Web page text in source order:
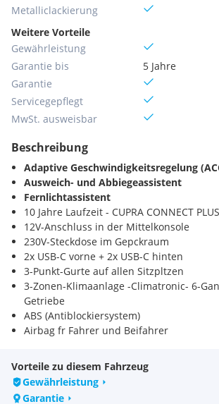
Metallic­lackierung
Weitere Vorteile
Gewährleistung
Garantie bis
5 Jahre
Garantie
Servicegepflegt
MwSt. ausweisbar
Beschreibung
Adaptive Geschwindigkeitsregelung
Ausweich- und Abbiegeassistent
Fernlichtassistent
10 Jahre Laufzeit - CUPRA CONNECT PLUS
12V-Anschluss in der Mittelkonsole
230V-Steckdose im Gepckraum
2x USB-C vorne + 2x USB-C hinten
3-Punkt-Gurte auf allen Sitzpltzen
3-Zonen-Klimaanlage -Climatronic- 6-
Getriebe
ABS (Antiblockiersystem)
Airbag fr Fahrer und Beifahrer
Furaum vorne sowie Mittelkonsole
Auenspiegel elektr. verstell-/beheiz- und
Auenspiegel in Dark Aluminium
Vorteile zu diesem Fahrzeug
Gewährleistung
Garantie